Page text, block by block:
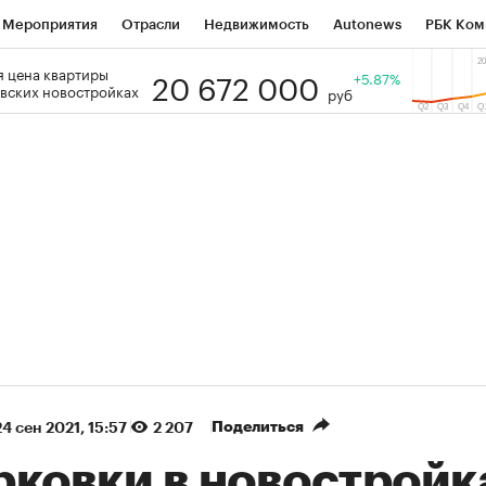
Мероприятия Отрасли Недвижимость Autonews РБК
РБК Образование Тренды
цена квартиры
новостройках
20 672 000 руб
+5.87%
сен 2021, 15:57 2 207 Поделиться